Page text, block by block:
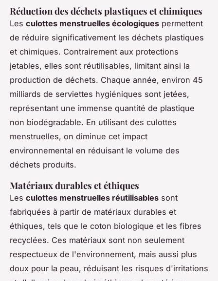
Réduction des déchets plastiques et chimiques
Les culottes menstruelles écologiques permettent
de réduire significativement les déchets plastiques
et chimiques. Contrairement aux protections
jetables, elles sont réutilisables, limitant ainsi la
production de déchets. Chaque année, environ 45
milliards de serviettes hygiéniques sont jetées,
représentant une immense quantité de plastique
non biodégradable. En utilisant des culottes
menstruelles, on diminue cet impact
environnemental en réduisant le volume des
déchets produits.
Matériaux durables et éthiques
Les culottes menstruelles réutilisables sont
fabriquées à partir de matériaux durables et
éthiques, tels que le coton biologique et les fibres
recyclées. Ces matériaux sont non seulement
respectueux de l'environnement, mais aussi plus
doux pour la peau, réduisant les risques d'irritations